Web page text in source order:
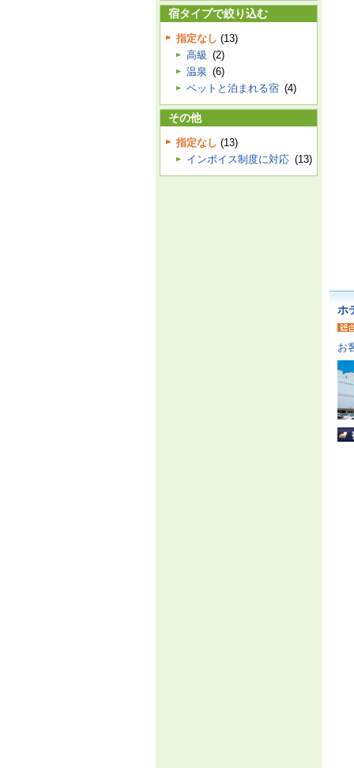
宿タイプで絞り込む
指定なし (13)
高級 (2)
温泉 (6)
ペットと泊まれる宿 (4)
その他
指定なし (13)
インボイス制度に対応 (13)
ホ
お